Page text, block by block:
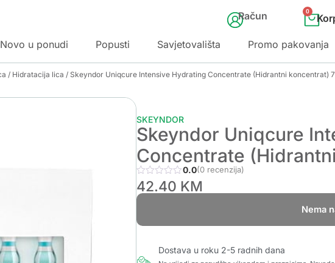
Račun 0
Novo u ponudi Popusti Savjetovališta Promo pakovanja
/ Hidratacija lica / Skeyndor Uniqcure Intensive Hydrating Concentrate (Hidrantni koncentrat)
SKEYNDOR
Skeyndor Uniqcure
Concentrate
0.0(0 recenzija)
42.40 KM
Nema
Dostava u roku 2-5 radnih dana